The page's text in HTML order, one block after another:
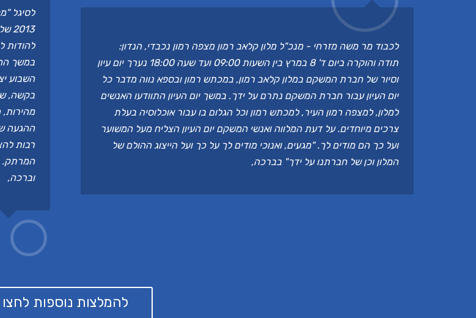
לסיגל
להודות
במשך
השבוע
בקשה,
מהירות,
ההגעה
רבות
המרתק.
וברכה,
לכבוד מר משה מזרחי - מנכ"ל מלון קלאב רמון מצפה רמון נכבדי, הנדון:
תודה והוקרה ביום ד' 8 במרץ בין השעות 09:00 ועד שעה 18:00 נערך יום עיון
וסיור של חברת המשקם במלון קלאב רמון, במכתש רמון ובספא נווה מדבר כל
יום העיון עבור חברת המשקם נתרם על ידך. במשך יום העיון התוודעו האנשים
למלון, למצפה רמון העיר, למכתש רמון וכל הגלום בו עבור אוכלוסיה בעלת
צרכים מיוחדים. על דעת המלווה ואנשי המשקם יום העיון הצליח מעל המשוער
ועל כך הם מודים לך. "מגעים, ואנוכי מודים לך על כך ועל הייצוג ההולם של
המלון וכן של חברתנו על ידך" בברכה,
להמלצות נוספות לחצו